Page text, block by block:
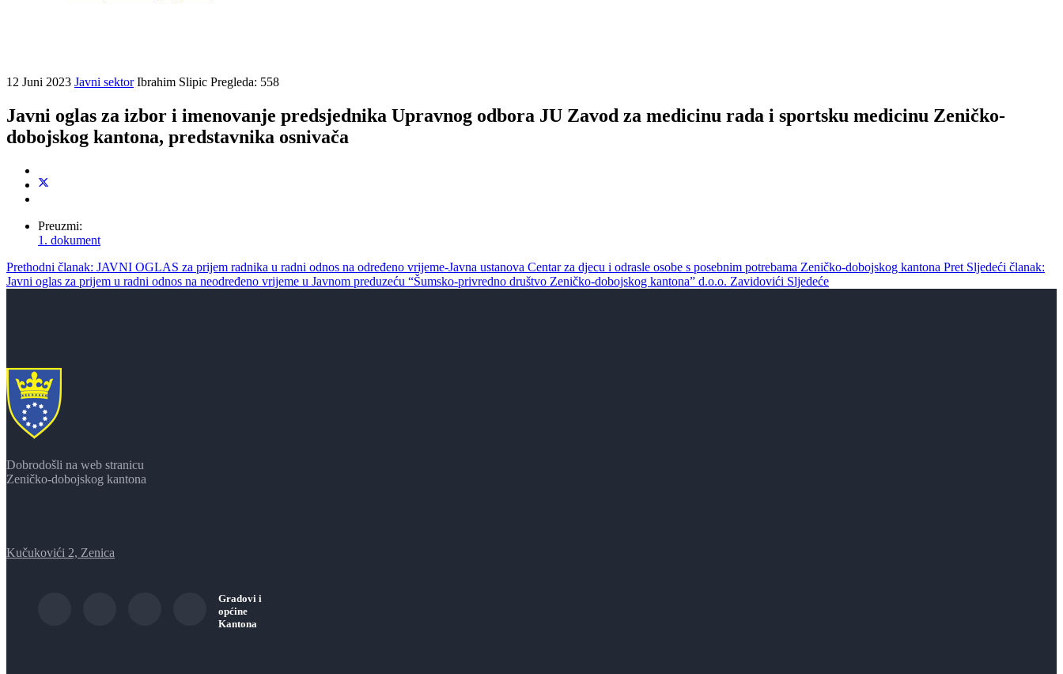
12 Juni 2023 Javni sektor Ibrahim Slipic Pregleda: 558
Javni oglas za izbor i imenovanje predsjednika Upravnog odbora JU Zavod za medicinu rada i sportsku medicinu Zeničko-
dobojskog kantona, predstavnika osnivača
Preuzmi:
1. dokument
Prethodni članak: JAVNI OGLAS za prijem radnika u radni odnos na određeno vrijeme-Javna ustanova Centar za djecu i odrasle osobe s posebnim potrebama Zeničko-dobojskog kantona Pret Sljedeći članak:
Javni oglas za prijem u radni odnos na neodređeno vrijeme u Javnom preduzeću “Šumsko-privredno društvo Zeničko-dobojskog kantona” d.o.o. Zavidovići Sljedeće
Dobrodošli na web stranicu
Zeničko-dobojskog kantona
Kučukovići 2, Zenica
Gradovi i
općine
Kantona